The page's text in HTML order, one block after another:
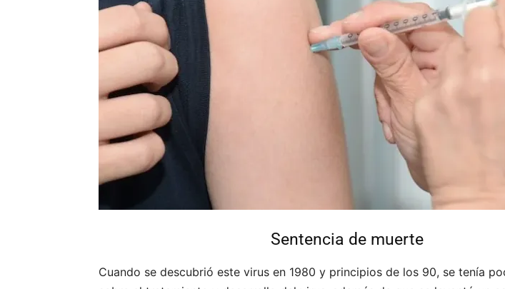
Sentencia de muerte
Cuando se descubrió este virus en 1980 y principios de los 90, se tenía